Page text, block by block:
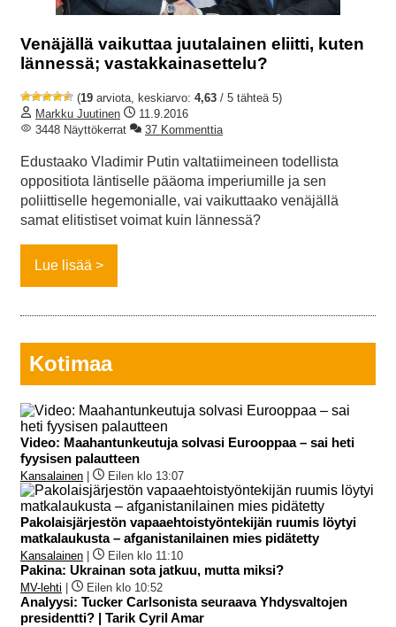
Venäjällä vaikuttaa juutalainen eliitti, kuten
lännessä; vastakkainasettelu?
(19 arviota, keskiarvo: 4,63 / 5 tähteä 5)
Markku Juutinen
11.9.2016
3448 Näyttökerrat
37 Kommenttia
Edustaako Vladimir Putin valtatiimeineen todellista
oppositiota läntiselle pääoma imperiumille ja sen
poliittiselle hegemonialle, vai vaikuttaako venäjällä
samat elitistiset voimat kuin lännessä?
Lue lisää
Kotimaa
Video: Maahantunkeutuja solvasi Eurooppaa – sai heti
fyysisen palautteen
Kansalainen | Eilen klo 13:07
Pakolaisjärjestön vapaaehtoistyöntekijän ruumis löytyi
matkalaukusta – afganistanilainen mies pidätetty
Kansalainen | Eilen klo 11:10
Pakina: Ukrainan sota jatkuu, mutta miksi?
MV-lehti | Eilen klo 10:52
Analyysi: Tucker Carlsonista seuraava Yhdysvaltojen
presidentti? | Tarik Cyril Amar